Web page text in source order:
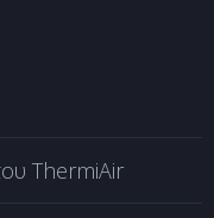
ThermiAir